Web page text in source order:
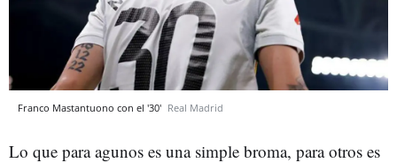
Franco Mastantuono con el '30' Real Madrid
Lo que para agunos es una simple broma, para otros es